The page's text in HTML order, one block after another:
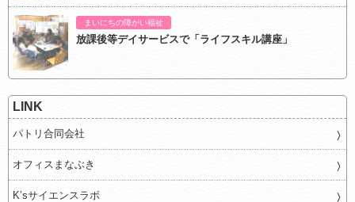
まいにちの障がい福祉
放課後等デイサービスで「ライフスキル講座」
LINK
パトリ合同会社
オフィスまなぶき
K’sサイエンスラボ